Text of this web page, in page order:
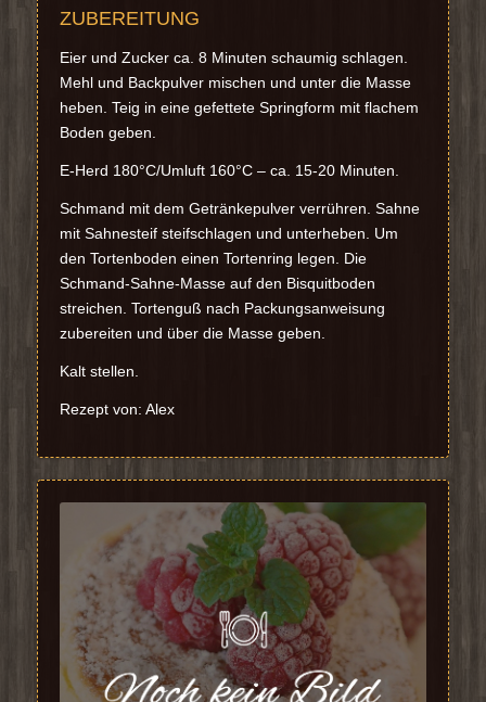
ZUBEREITUNG
Eier und Zucker ca. 8 Minuten schaumig schlagen.
Mehl und Backpulver mischen und unter die Masse
heben. Teig in eine gefettete Springform mit flachem
Boden geben.
E-Herd 180°C/Umluft 160°C – ca. 15-20 Minuten.
Schmand mit dem Getränkepulver verrühren. Sahne
mit Sahnesteif steifschlagen und unterheben. Um
den Tortenboden einen Tortenring legen. Die
Schmand-Sahne-Masse auf den Bisquitboden
streichen. Tortenguß nach Packungsanweisung
zubereiten und über die Masse geben.
Kalt stellen.
Rezept von: Alex